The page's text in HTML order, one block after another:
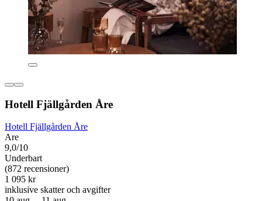
Hotell Fjällgården Åre
Hotell Fjällgården Åre
Are
9,0/10
Underbart
(872 recensioner)
1 095 kr
inklusive skatter och avgifter